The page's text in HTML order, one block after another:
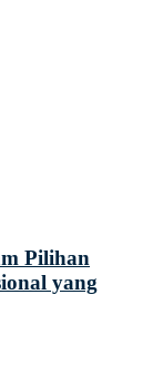
Pilihan
yang